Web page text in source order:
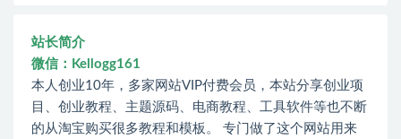
站长简介
微信：Kellogg161
本人创业10年，多家网站VIP付费会员，本站分享创业项
目、创业教程、主题源码、电商教程、工具软件等也不断
的从淘宝购买很多教程和模板。 专门做了这个网站用来